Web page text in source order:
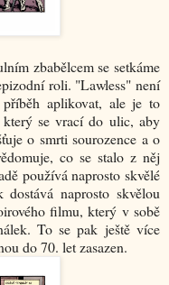
zbabělcem se setkáme
roli. "Lawless" není
aplikovat, ale je to
se vrací do ulic, aby
o smrti sourozence a o
co se stalo z něj
používá naprosto skvělé
naprosto skvělou
filmu, který v sobě
To se pak ještě více
do 70. let zasazen.